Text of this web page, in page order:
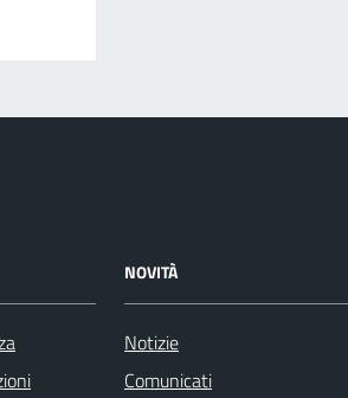
NOVITÀ
Notizie
Comunicati